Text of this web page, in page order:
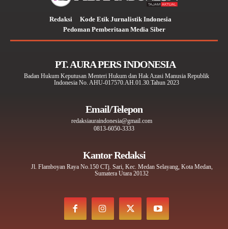
Redaksi
Kode Etik Jurnalistik Indonesia
Pedoman Pemberitaan Media Siber
PT. AURA PERS INDONESIA
Badan Hukum Keputusan Menteri Hukum dan Hak Azasi Manusia Republik
Indonesia No. AHU-017570.AH.01.30.Tahun 2023
Email/Telepon
redaksiauraindonesia@gmail.com
0813-6050-3333
Kantor Redaksi
Jl. Flamboyan Raya No.150 CTj. Sari, Kec. Medan Selayang, Kota Medan,
Sumatera Utara 20132